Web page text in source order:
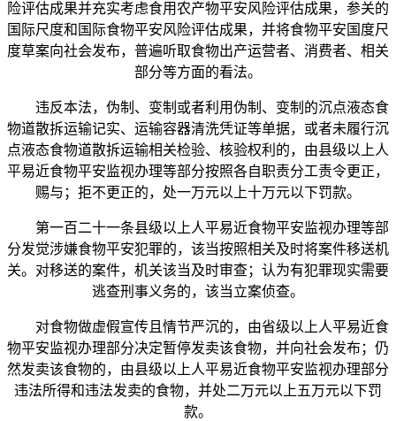
险评估成果并充实考虑食用农产物平安风险评估成果，参关的
国际尺度和国际食物平安风险评估成果，并将食物平安国度尺
度草案向社会发布，普遍听取食物出产运营者、消费者、相关
部分等方面的看法。
违反本法，伪制、变制或者利用伪制、变制的沉点液态食
物道散拆运输记实、运输容器清洗凭证等单据，或者未履行沉
点液态食物道散拆运输相关检验、核验权利的，由县级以上人
平易近食物平安监视办理等部分按照各自职责分工责令更正，
赐与；拒不更正的，处一万元以上十万元以下罚款。
第一百二十一条县级以上人平易近食物平安监视办理等部
分发觉涉嫌食物平安犯罪的，该当按照相关及时将案件移送机
关。对移送的案件，机关该当及时审查；认为有犯罪现实需要
逃查刑事义务的，该当立案侦查。
对食物做虚假宣传且情节严沉的，由省级以上人平易近食
物平安监视办理部分决定暂停发卖该食物，并向社会发布；仍
然发卖该食物的，由县级以上人平易近食物平安监视办理部分
违法所得和违法发卖的食物，并处二万元以上五万元以下罚
款。